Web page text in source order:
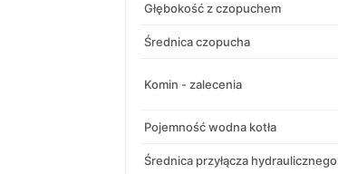
Głębokość z czopuchem
Średnica czopucha
Komin - zalecenia
Pojemność wodna kotła
Średnica przyłącza hydraulicznego